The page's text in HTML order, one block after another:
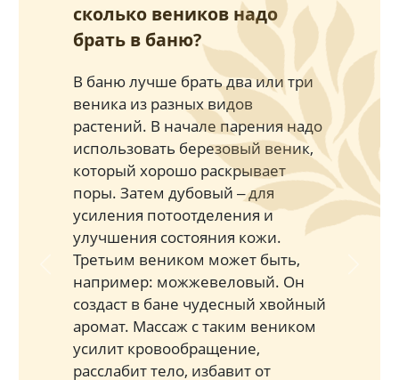
сколько веников надо
брать в баню?
В баню лучше брать два или три
веника из разных видов
растений. В начале парения надо
использовать березовый веник,
который хорошо раскрывает
поры. Затем дубовый ‒ для
усиления потоотделения и
улучшения состояния кожи.
Третьим веником может быть,
например: можжевеловый. Он
создаст в бане чудесный хвойный
аромат. Массаж с таким веником
усилит кровообращение,
расслабит тело, избавит от
Previous